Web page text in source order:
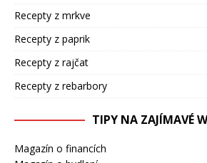
Recepty z mrkve
Recepty z paprik
Recepty z rajčat
Recepty z rebarbory
TIPY NA ZAJÍMAVÉ
Magazín o financích